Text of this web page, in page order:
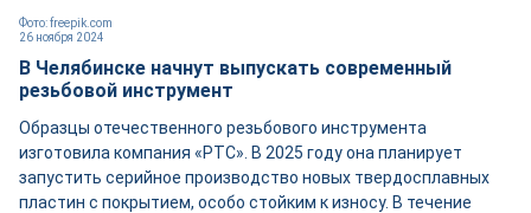
26 ноября 2024
Фото: freepik.com
В Челябинске начнут выпускать современный
резьбовой инструмент
Образцы отечественного резьбового инструмента
изготовила компания «РТС». В 2025 году она планирует
запустить серийное производство новых твердосплавных
пластин с покрытием, особо стойким к износу. В течение